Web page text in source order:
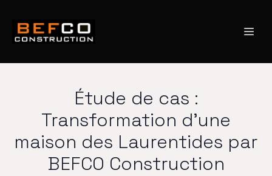
Étude de cas :
Transformation d'une
maison des Laurentides par
BEFCO Construction